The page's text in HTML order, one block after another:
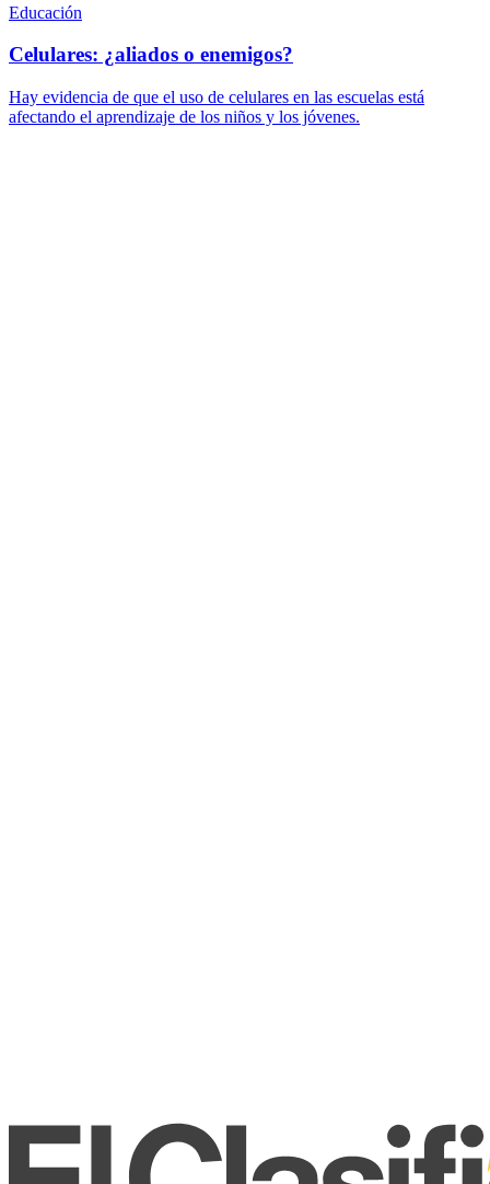
Educación
Celulares: ¿aliados o enemigos?
Hay evidencia de que el uso de celulares en las escuelas está
afectando el aprendizaje de los niños y los jóvenes.